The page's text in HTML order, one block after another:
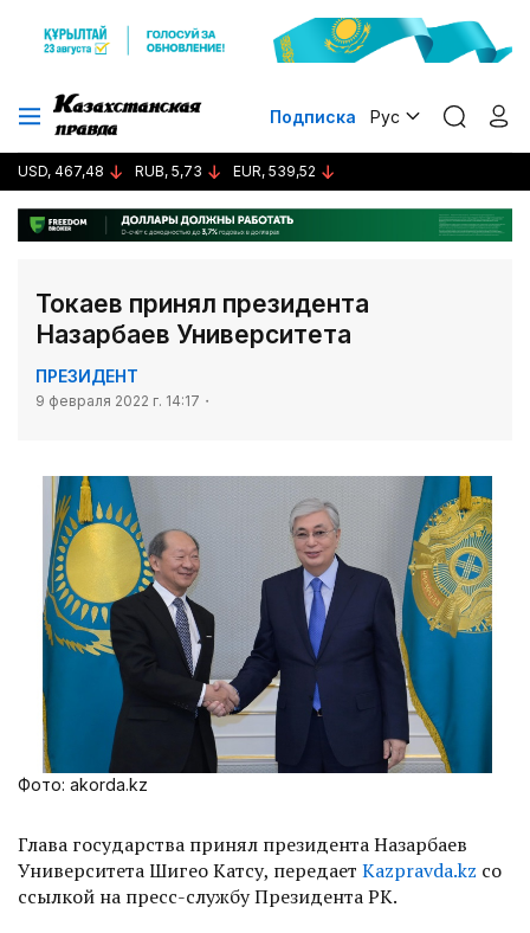
Подписка Рус
USD, 467,48 RUB, 5,73 EUR, 539,52
Токаев принял президента
Назарбаев Университета
ПРЕЗИДЕНТ
9 февраля 2022 г. 14:17
Фото: akorda.kz
Глава государства принял президента Назарбаев
Университета Шигео Катсу, передает Kazpravda.kz со
ссылкой на пресс-службу Президента РК.